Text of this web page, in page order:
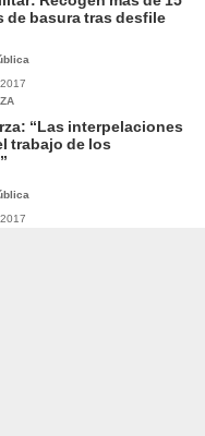
de basura tras desfile
“Las interpelaciones
trabajo de los